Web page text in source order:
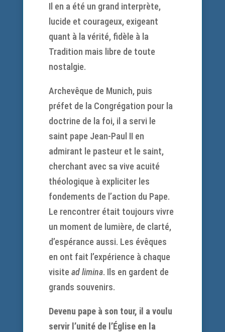
Il en a été un grand interprète,
lucide et courageux, exigeant
quant à la vérité, fidèle à la
Tradition mais libre de toute
nostalgie.
Archevêque de Munich, puis
préfet de la Congrégation pour la
doctrine de la foi, il a servi le
saint pape Jean-Paul II en
admirant le pasteur et le saint,
cherchant avec sa vive acuité
théologique à expliciter les
fondements de l’action du Pape.
Le rencontrer était toujours vivre
un moment de lumière, de clarté,
d’espérance aussi. Les évêques
en ont fait l’expérience à chaque
visitead limina. Ils en gardent de
grands souvenirs.
Devenu pape à son tour, il a voulu
servir l’unité de l’Église en la